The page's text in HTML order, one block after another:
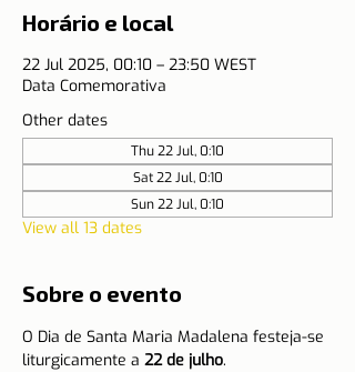
Horário e local
22 Jul 2025, 00:10 – 23:50 WEST
Data Comemorativa
Other dates
Thu 22 Jul, 0:10
Sat 22 Jul, 0:10
Sun 22 Jul, 0:10
View all 13 dates
Sobre o evento
O Dia de Santa Maria Madalena festeja-se
liturgicamente a 22 de julho.